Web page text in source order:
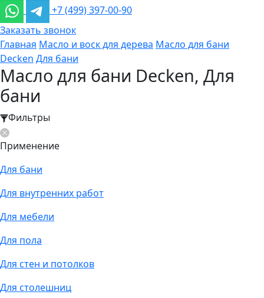
+7 (499) 397-00-90
Заказать звонок
Главная Масло и воск для дерева Масло для бани
Decken Для бани
Масло для бани Decken, Для
бани
Фильтры
Применение
Для бани
Для внутренних работ
Для мебели
Для пола
Для стен и потолков
Для столешниц